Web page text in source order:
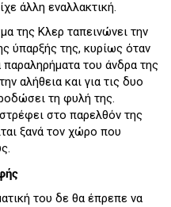
άλλη εναλλακτική.
της Κλερ ταπεινώνει την
ύπαρξής της, κυρίως όταν
παραληρήματα του άνδρα της
αλήθεια και για τις δυο
τη φυλή της.
στο παρελθόν της
ξανά τον χώρο που
του δε θα έπρεπε να